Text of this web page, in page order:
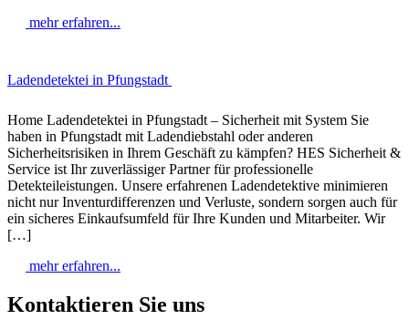
mehr erfahren...
Ladendetektei in Pfungstadt
Home Ladendetektei in Pfungstadt – Sicherheit mit System Sie
haben in Pfungstadt mit Ladendiebstahl oder anderen
Sicherheitsrisiken in Ihrem Geschäft zu kämpfen? HES Sicherheit &
Service ist Ihr zuverlässiger Partner für professionelle
Detekteileistungen. Unsere erfahrenen Ladendetektive minimieren
nicht nur Inventurdifferenzen und Verluste, sondern sorgen auch für
ein sicheres Einkaufsumfeld für Ihre Kunden und Mitarbeiter. Wir
[…]
mehr erfahren...
Kontaktieren Sie uns